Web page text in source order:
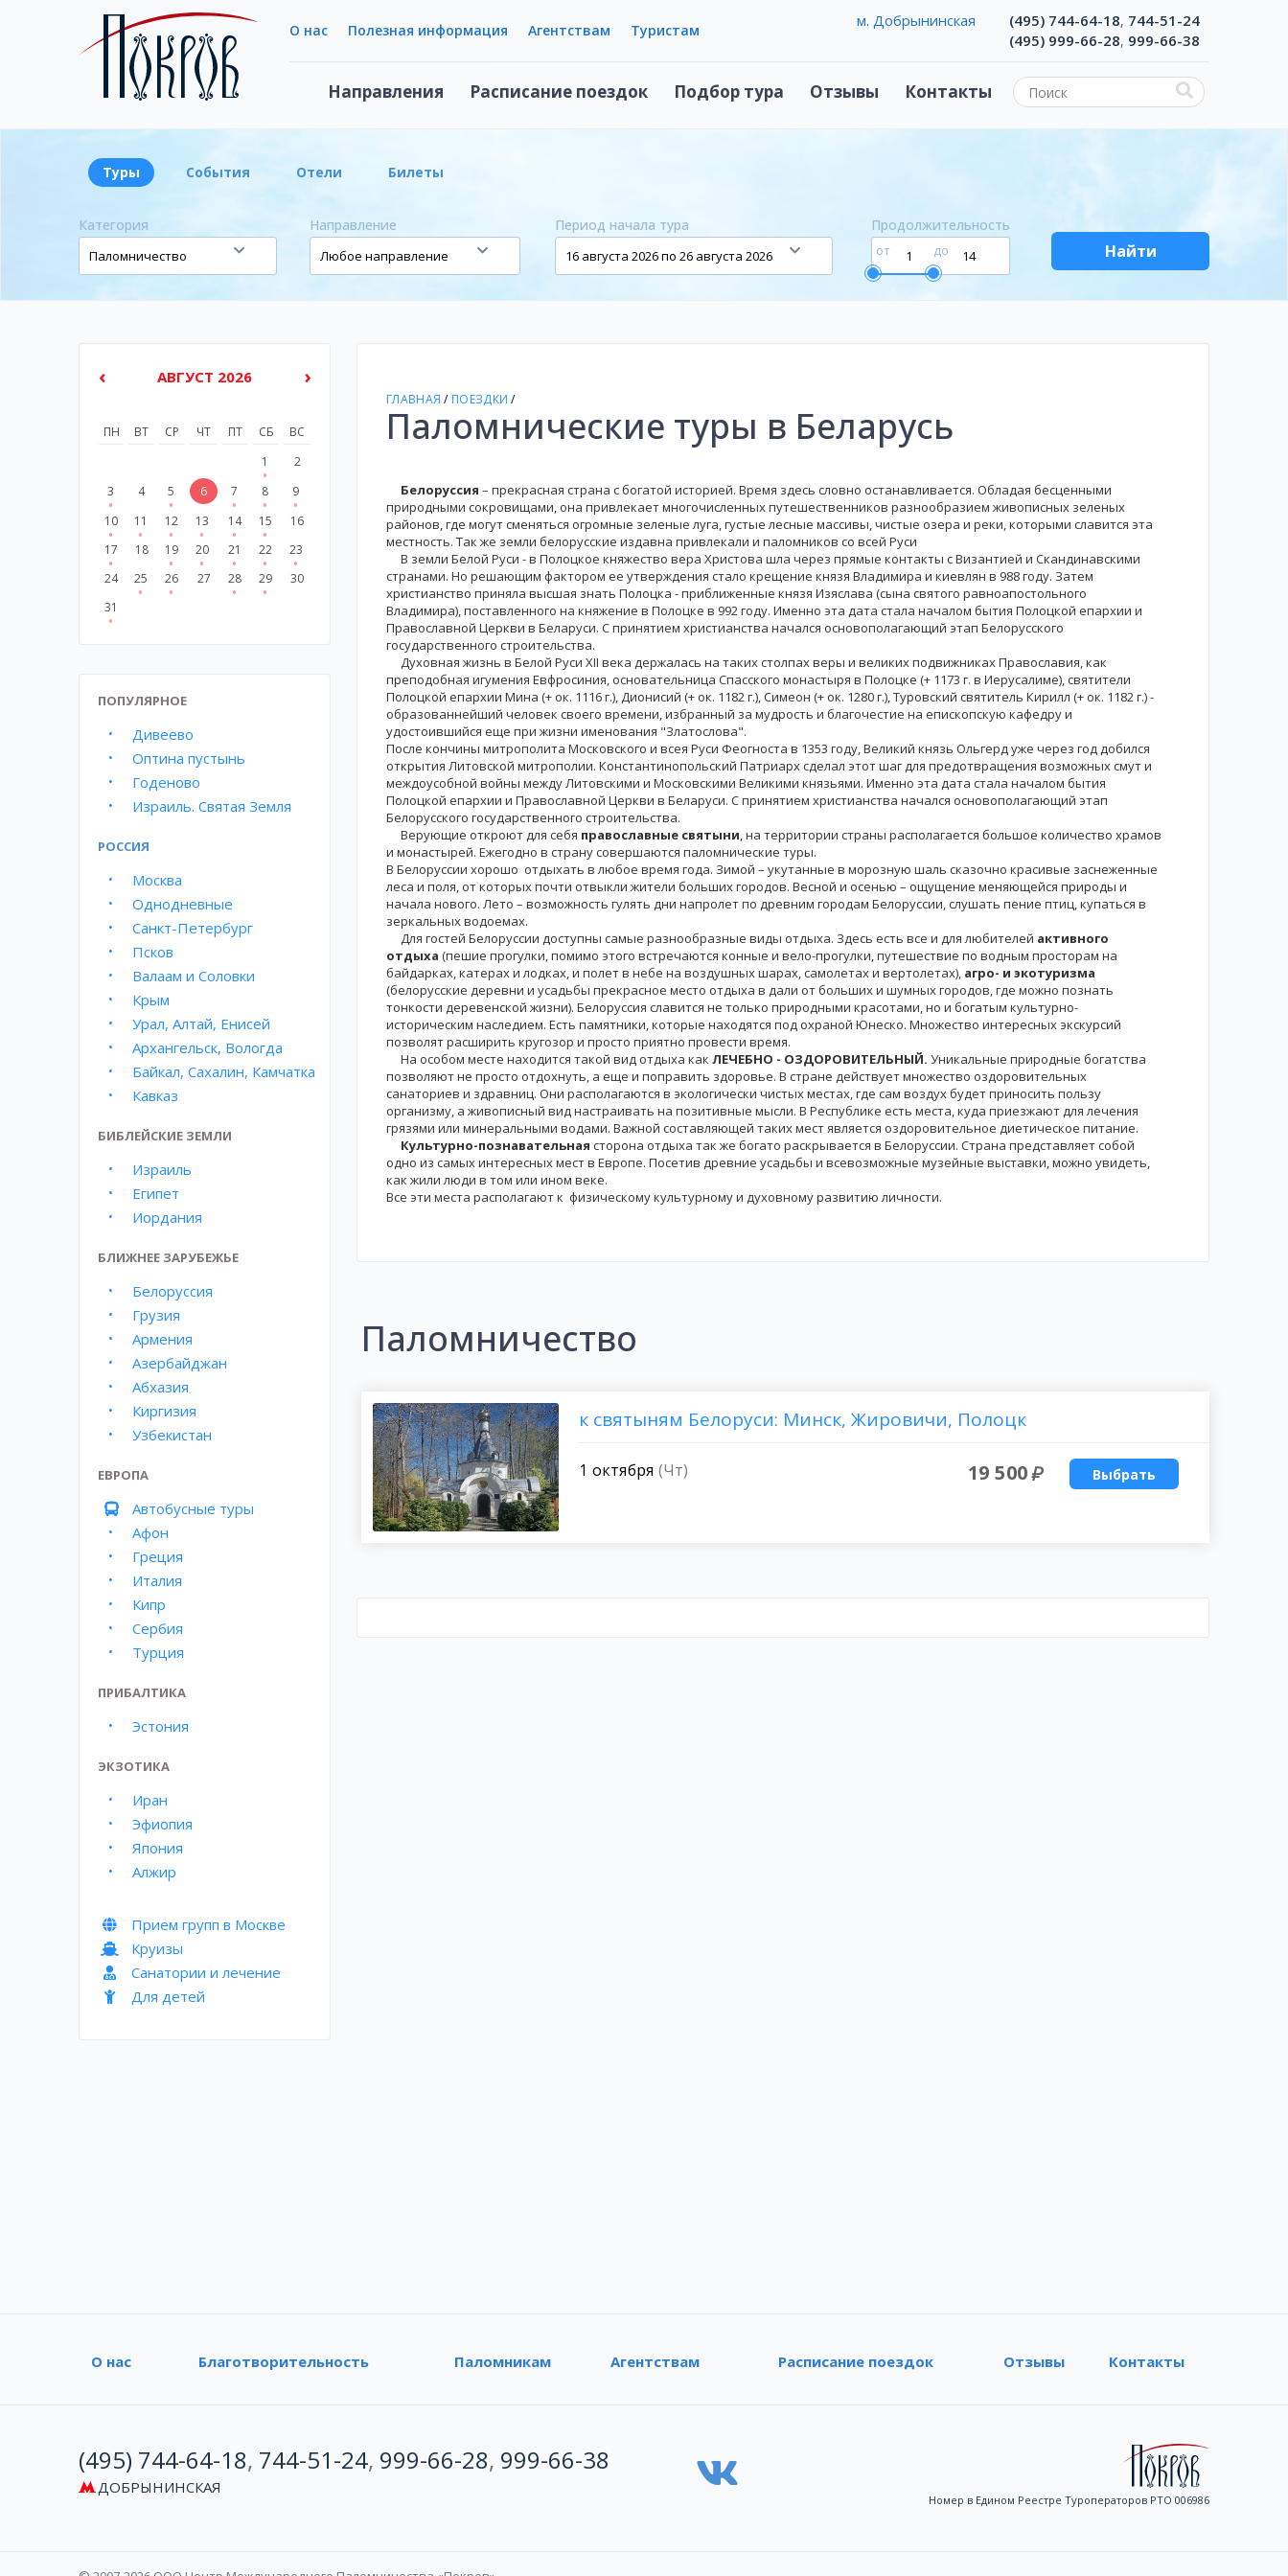
О нас Полезная информация Агентствам Туристам
Направления Расписание поездок Подбор тура Отзывы Контакты
м. Добрынинская (495) 744-64-18, 744-51-24
(495) 999-66-28, 999-66-38
Туры События Отели Билеты
Категория Направление Период начала тура Продолжительность
от до Найти
ГЛАВНАЯ / ПОЕЗДКИ /
Паломнические туры в Беларусь
Белоруссия – прекрасная страна с богатой историей. Время здесь словно останавливается. Обладая бесценными
природными сокровищами, она привлекает многочисленных путешественников разнообразием живописных зеленых
районов, где могут сменяться огромные зеленые луга, густые лесные массивы, чистые озера и реки, которыми славится эта
местность. Так же земли белорусские издавна привлекали и паломников со всей Руси
В земли Белой Руси - в Полоцкое княжество вера Христова шла через прямые контакты с Византией и Скандинавскими
странами. Но решающим фактором ее утверждения стало крещение князя Владимира и киевлян в 988 году. Затем
христианство приняла высшая знать Полоцка - приближенные князя Изяслава (сына святого равноапостольного
Владимира), поставленного на княжение в Полоцке в 992 году. Именно эта дата стала началом бытия Полоцкой епархии и
Православной Церкви в Беларуси. С принятием христианства начался основополагающий этап Белорусского
государственного строительства.
Духовная жизнь в Белой Руси XII века держалась на таких столпах веры и великих подвижниках Православия, как
преподобная игумения Евфросиния, основательница Спасского монастыря в Полоцке (+ 1173 г. в Иерусалиме), святители
Полоцкой епархии Мина (+ ок. 1116 г.), Дионисий (+ ок. 1182 г.), Симеон (+ ок. 1280 г.), Туровский святитель Кирилл (+ ок. 1182 г.) -
образованнейший человек своего времени, избранный за мудрость и благочестие на епископскую кафедру и
удостоившийся еще при жизни именования "Златослова".
После кончины митрополита Московского и всея Руси Феогноста в 1353 году, Великий князь Ольгерд уже через год добился
открытия Литовской митрополии. Константинопольский Патриарх сделал этот шаг для предотвращения возможных смут и
междоусобной войны между Литовскими и Московскими Великими князьями. Именно эта дата стала началом бытия
Полоцкой епархии и Православной Церкви в Беларуси. С принятием христианства начался основополагающий этап
Белорусского государственного строительства.
Верующие откроют для себя православные святыни, на территории страны располагается большое количество храмов
и монастырей. Ежегодно в страну совершаются паломнические туры.
В Белоруссии хорошо отдыхать в любое время года. Зимой – укутанные в морозную шаль сказочно красивые заснеженные
леса и поля, от которых почти отвыкли жители больших городов. Весной и осенью – ощущение меняющейся природы и
начала нового. Лето – возможность гулять дни напролет по древним городам Белоруссии, слушать пение птиц, купаться в
зеркальных водоемах.
Для гостей Белоруссии доступны самые разнообразные виды отдыха. Здесь есть все и для любителей активного
отдыха (пешие прогулки, помимо этого встречаются конные и вело-прогулки, путешествие по водным просторам на
байдарках, катерах и лодках, и полет в небе на воздушных шарах, самолетах и вертолетах), агро- и экотуризма
(белорусские деревни и усадьбы прекрасное место отдыха в дали от больших и шумных городов, где можно познать
тонкости деревенской жизни). Белоруссия славится не только природными красотами, но и богатым культурно-
историческим наследием. Есть памятники, которые находятся под охраной Юнеско. Множество интересных экскурсий
позволят расширить кругозор и просто приятно провести время.
На особом месте находится такой вид отдыха как ЛЕЧЕБНО - ОЗДОРОВИТЕЛЬНЫЙ. Уникальные природные богатства
позволяют не просто отдохнуть, а еще и поправить здоровье. В стране действует множество оздоровительных
санаториев и здравниц. Они располагаются в экологически чистых местах, где сам воздух будет приносить пользу
организму, а живописный вид настраивать на позитивные мысли. В Республике есть места, куда приезжают для лечения
грязями или минеральными водами. Важной составляющей таких мест является оздоровительное диетическое питание.
Культурно-познавательная сторона отдыха так же богато раскрывается в Белоруссии. Страна представляет собой
одно из самых интересных мест в Европе. Посетив древние усадьбы и всевозможные музейные выставки, можно увидеть,
как жили люди в том или ином веке.
Все эти места располагают к физическому культурному и духовному развитию личности.
Паломничество
к святыням Белоруси: Минск, Жировичи, Полоцк
1 октября (Чт) 19 500 Выбрать
‹ АВГУСТ 2026 ›
ПН ВТ СР ЧТ ПТ СБ
ВС
1
2
3
4 5 6 7 8
9
10
11 12 13 14 15
16
17
18 19 20 21 22
23
24
25 26 27 28 29
30
31
ПОПУЛЯРНОЕ
Дивеево
Оптина пустынь
Годеново
Израиль. Святая Земля
РОССИЯ
Москва
Однодневные
Санкт-Петербург
Псков
Валаам и Соловки
Крым
Урал, Алтай, Енисей
Архангельск, Вологда
Байкал, Сахалин, Камчатка
Кавказ
БИБЛЕЙСКИЕ ЗЕМЛИ
Израиль
Египет
Иордания
БЛИЖНЕЕ ЗАРУБЕЖЬЕ
Белоруссия
Грузия
Армения
Азербайджан
Абхазия
Киргизия
Узбекистан
ЕВРОПА
Автобусные туры
Афон
Греция
Италия
Кипр
Сербия
Турция
ПРИБАЛТИКА
Эстония
ЭКЗОТИКА
Иран
Эфиопия
Япония
Алжир
Прием групп в Москве
Круизы
Санатории и лечение
Для детей
О нас Благотворительность Паломникам Агентствам Расписание поездок Отзывы Контакты
(495) 744-64-18, 744-51-24, 999-66-28, 999-66-38
ДОБРЫНИНСКАЯ
Номер в Едином Реестре Туроператоров РТО 006986